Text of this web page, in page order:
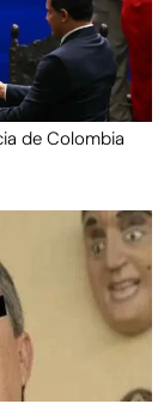
de Colombia